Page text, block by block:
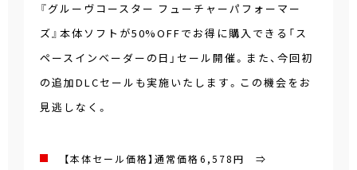
『グルーヴコースター フューチャーパフォーマー
ズ』本体ソフトが50%OFFでお得に購入できる「ス
ペースインベーダーの日」セール開催。また、今回初
の追加DLCセールも実施いたします。この機会をお
見逃しなく。
【本体セール価格】通常価格6,578円 ⇒